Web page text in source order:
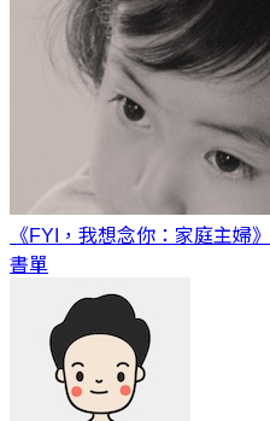
《FYI，我想念你：家庭主婦》
書單